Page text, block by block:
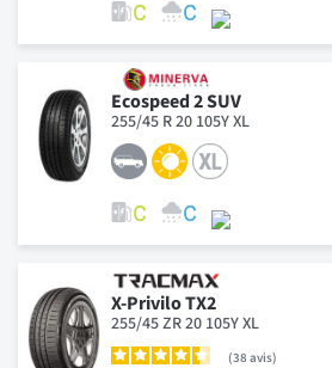
Ecospeed 2 SUV
255/45 R 20 105Y XL
X-Privilo TX2
255/45 ZR 20 105Y XL
38 avis